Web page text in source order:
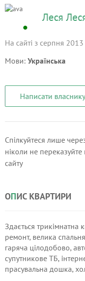
Леся
На сайті з серпня 2013
Мови: Українська
Написати власнику
Спілкуйтеся лише
ніколи не
сайту
ОПИС КВАРТИРИ
Здається трикімнатна
ремонт, велика
гаряча цілодобово,
супутникове ТБ,
прасувальна дошка,